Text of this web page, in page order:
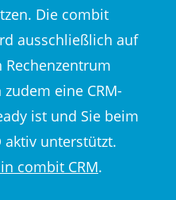
Die combit
ausschließlich auf
eine CRM-
ist und Sie beim
aktiv unterstützt.
combit CRM.